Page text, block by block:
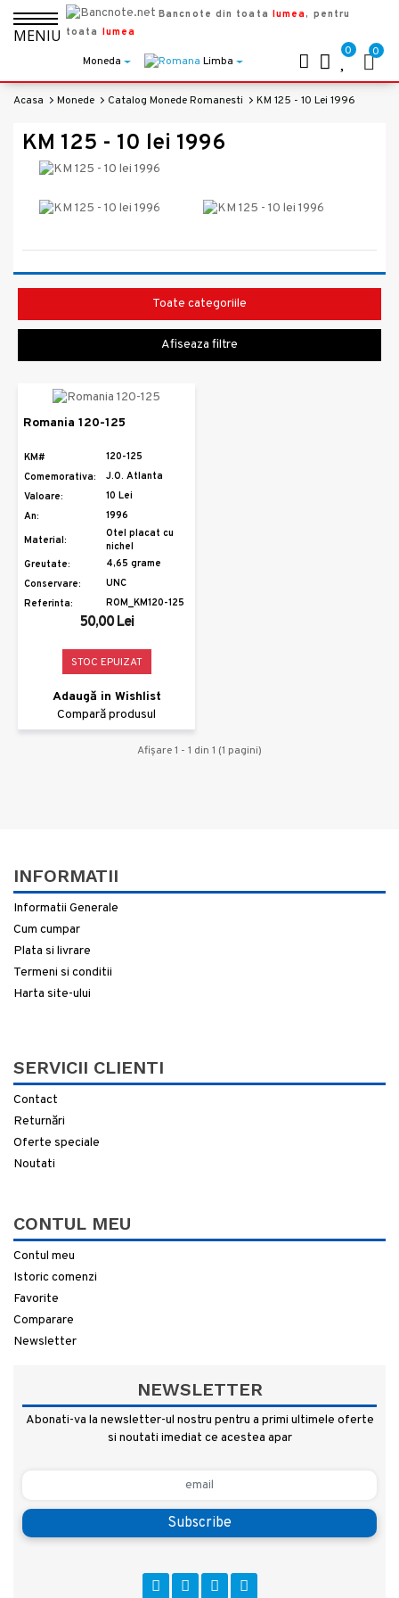
MENIU
Bancnote din toata lumea, pentru
toata lumea
Moneda Limba
0 0
Acasa Monede Catalog Monede Romanesti KM 125 - 10 Lei 1996
KM 125 - 10 lei 1996
Toate categoriile
Afiseaza filtre
Romania 120-125
KM#
120-125
Comemorativa:
J.O. Atlanta
Valoare:
10 Lei
An:
1996
Material:
Otel placat cu
nichel
Greutate:
4,65 grame
Conservare:
UNC
Referinta:
ROM_KM120-125
50,00 Lei
STOC EPUIZAT
Adaugă in Wishlist
Compară produsul
Afişare 1 - 1 din 1 (1 pagini)
INFORMATII
Informatii Generale
Cum cumpar
Plata si livrare
Termeni si conditii
Harta site-ului
SERVICII CLIENTI
Contact
Returnări
Oferte speciale
Noutati
CONTUL MEU
Contul meu
Istoric comenzi
Favorite
Comparare
Newsletter
NEWSLETTER
Abonati-va la newsletter-ul nostru pentru a primi ultimele oferte
si noutati imediat ce acestea apar
Subscribe